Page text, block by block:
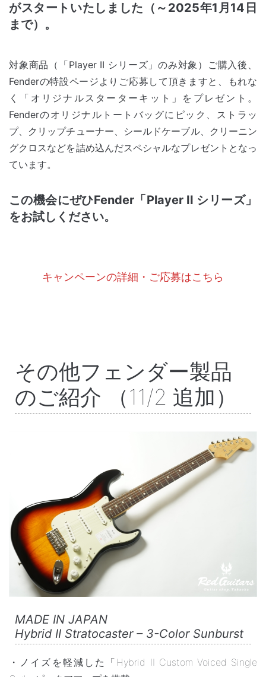
がスタートいたしました（～2025年1月14日
まで）。
対象商品（「Player II シリーズ」のみ対象）ご購入後、
Fenderの特設ページよりご応募して頂きますと、もれな
く「オリジナルスターターキット」をプレゼント。
Fenderのオリジナルトートバッグにピック、ストラッ
プ、クリップチューナー、シールドケーブル、クリーニン
グクロスなどを詰め込んだスペシャルなプレゼントとなっ
ています。
この機会にぜひFender「Player II シリーズ」
をお試しください。
キャンペーンの詳細・ご応募はこちら
その他フェンダー製品
のご紹介 （11/2 追加）
MADE IN JAPAN
Hybrid II Stratocaster – 3-Color Sunburst
・ノイズを軽減した「Hybrid II Custom Voiced Single